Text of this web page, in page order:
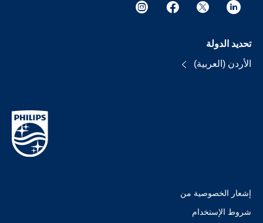
تحديد الدولة
الأردن (العربية)
إشعار الخصوصية من
شروط الإستخدام